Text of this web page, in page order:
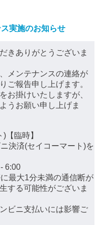
実施のお知らせ
きありがとうございま
メンテナンスの連絡が
ご報告申し上げます。
お掛けいたしますが、
うお願い申し上げま
【臨時】
決済(セイコーマート)を
6:00
最大1分未満の通信断が
する可能性がございま
ニ支払いには影響ご